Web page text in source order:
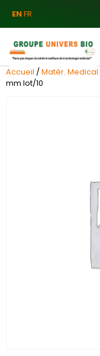
ENFR
Accueil /Matér. Medical
mm lot/10